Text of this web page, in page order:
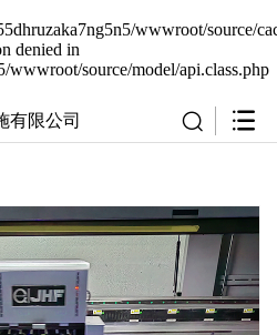
wwwroot/source/
denied in
wwwroot/source/model/api.class.php
有限公司